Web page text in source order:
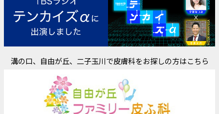
溝の口、自由が丘、二子玉川で皮膚科をお探しの方はこちら